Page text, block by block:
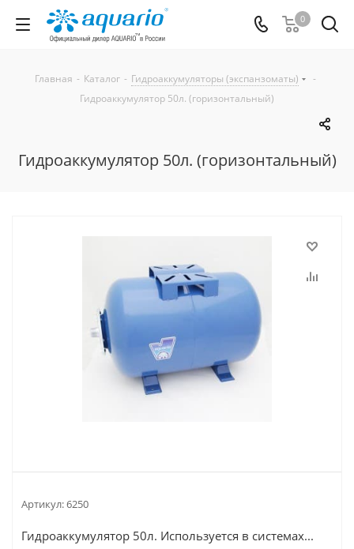
0
Главная - Каталог - Гидроаккумуляторы (экспанзоматы)
-
Гидроаккумулятор 50л. (горизонтальный)
Гидроаккумулятор 50л. (горизонтальный)
Артикул:6250
Гидроаккумулятор 50л. Используется в системах...